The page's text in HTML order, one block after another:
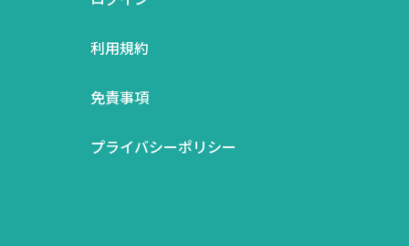
利用規約
免責事項
プライバシーポリシー